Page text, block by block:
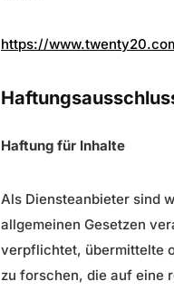
https://
Haftung für Inhalte
Als Diensteanbieter sind
allgemeinen Gesetzen
verpflichtet, übermittelte
zu forschen, die auf eine